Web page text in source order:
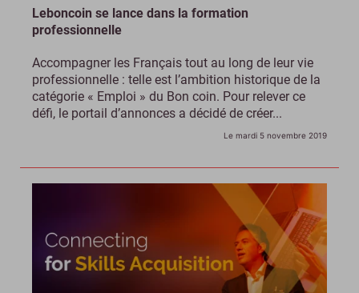
Leboncoin se lance dans la formation
professionnelle
Accompagner les Français tout au long de leur vie
professionnelle : telle est l’ambition historique de la
catégorie « Emploi » du Bon coin. Pour relever ce
défi, le portail d’annonces a décidé de créer...
Le mardi 5 novembre 2019